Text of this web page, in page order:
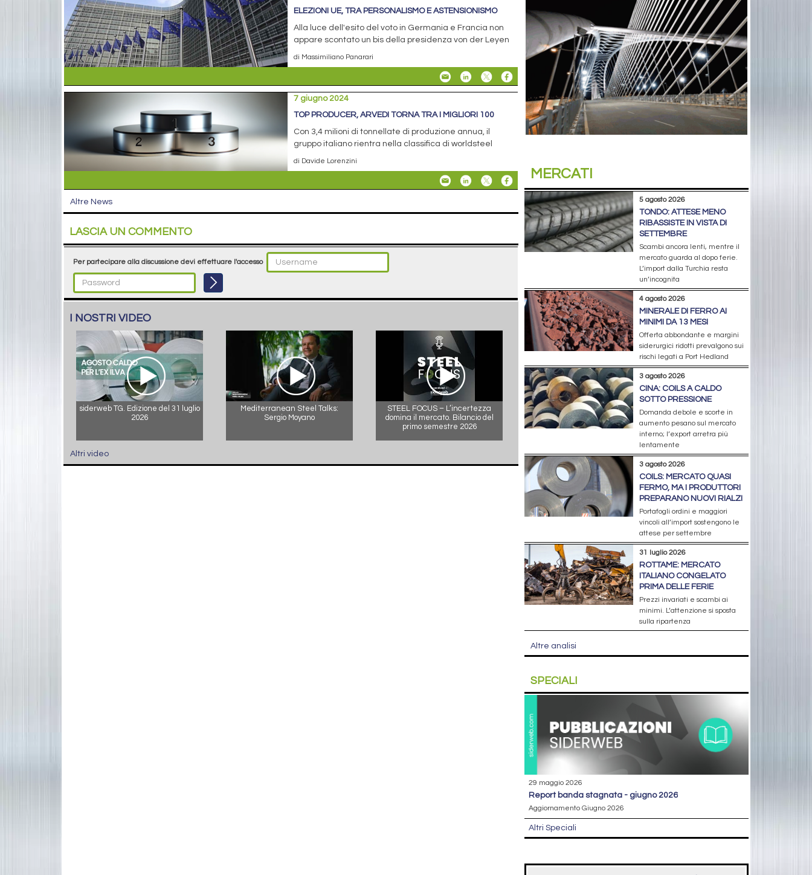
ELEZIONI UE, TRA PERSONALISMO E ASTENSIONISMO
Alla luce dell'esito del voto in Germania e Francia non
appare scontato un bis della presidenza von der Leyen
di Massimiliano Panarari
7 giugno 2024
TOP PRODUCER, ARVEDI TORNA TRA I MIGLIORI 100
Con 3,4 milioni di tonnellate di produzione annua, il
gruppo italiano rientra nella classifica di worldsteel
di Davide Lorenzini
Altre News
LASCIA UN COMMENTO
Per partecipare alla discussione devi effettuare l'accesso
I NOSTRI VIDEO
siderweb TG. Edizione del 31 luglio
2026
Mediterranean Steel Talks:
Sergio Moyano
STEEL FOCUS – L’incertezza
domina il mercato. Bilancio del
primo semestre 2026
Altri video
MERCATI
5 agosto 2026
TONDO: ATTESE MENO
RIBASSISTE IN VISTA DI
SETTEMBRE
Scambi ancora lenti, mentre il
mercato guarda al dopo ferie.
L’import dalla Turchia resta
un’incognita
4 agosto 2026
MINERALE DI FERRO AI
MINIMI DA 13 MESI
Offerta abbondante e margini
siderurgici ridotti prevalgono sui
rischi legati a Port Hedland
3 agosto 2026
CINA: COILS A CALDO
SOTTO PRESSIONE
Domanda debole e scorte in
aumento pesano sul mercato
interno; l’export arretra più
lentamente
3 agosto 2026
COILS: MERCATO QUASI
FERMO, MA I PRODUTTORI
PREPARANO NUOVI RIALZI
Portafogli ordini e maggiori
vincoli all’import sostengono le
attese per settembre
31 luglio 2026
ROTTAME: MERCATO
ITALIANO CONGELATO
PRIMA DELLE FERIE
Prezzi invariati e scambi ai
minimi. L’attenzione si sposta
sulla ripartenza
Altre analisi
SPECIALI
29 maggio 2026
report banda stagnata - giugno 2026
Aggiornamento Giugno 2026
Altri Speciali